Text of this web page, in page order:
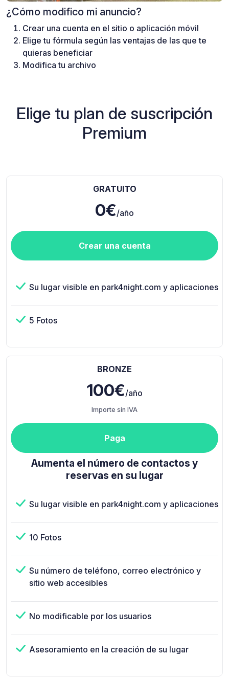
¿Cómo modifico mi anuncio?
Crear una cuenta en el sitio o aplicación móvil
Elige tu fórmula según las ventajas de las que te
quieras beneficiar
Modifica tu archivo
Elige tu plan de suscripción
Premium
GRATUITO
0€/año
Crear una cuenta
Su lugar visible en park4night.com y aplicaciones
5 Fotos
BRONZE
100€/año
Importe sin IVA
Paga
Aumenta el número de contactos y
reservas en su lugar
Su lugar visible en park4night.com y aplicaciones
10 Fotos
Su número de teléfono, correo electrónico y
sitio web accesibles
No modificable por los usuarios
Asesoramiento en la creación de su lugar